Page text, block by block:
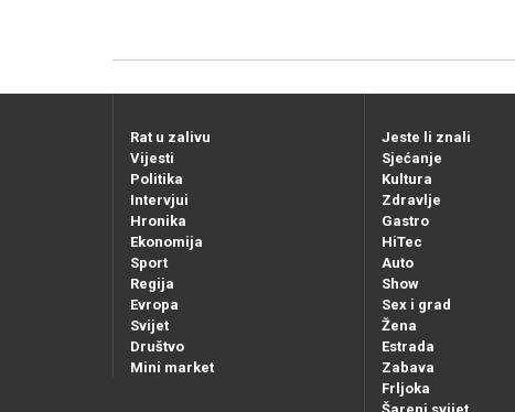
Rat u zalivu
Vijesti
Politika
Intervjui
Hronika
Ekonomija
Sport
Regija
Evropa
Svijet
Društvo
Mini market
Jeste li znali
Sjećanje
Kultura
Zdravlje
Gastro
HiTec
Auto
Show
Sex i grad
Žena
Estrada
Zabava
Frljoka